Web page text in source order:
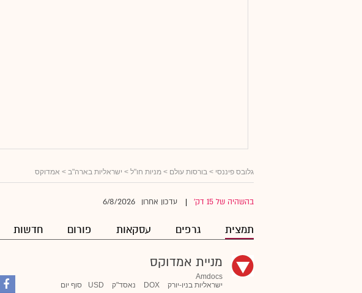
גלובס פיננסי > בורסות עולם > מניות חו"ל > ישראליות בארה"ב > אמדוקס
בהשהיה של 15 דק' עדכון אחרון 6/8/2026
תמצית גרפים עסקאות פורום חדשות
מניית אמדוקס
Amdocs
ישראליות בניו-יורק
DOX נאסד"ק USD סוף יום